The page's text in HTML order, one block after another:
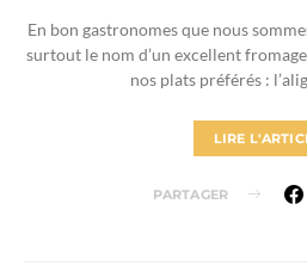
En bon gastronomes que nous
surtout le nom d’un excellent
nos plats préférés :
LIRE
PARTAGER